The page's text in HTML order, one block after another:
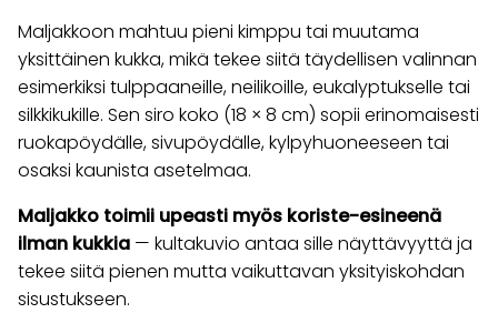
Maljakkoon mahtuu pieni kimppu tai muutama
yksittäinen kukka, mikä tekee siitä täydellisen valinnan
esimerkiksi tulppaaneille, neilikoille, eukalyptukselle tai
silkkikukille. Sen siro koko (18 × 8 cm) sopii erinomaisesti
ruokapöydälle, sivupöydälle, kylpyhuoneeseen tai
osaksi kaunista asetelmaa.
Maljakko toimii upeasti myös koriste-esineenä
ilman kukkia — kultakuvio antaa sille näyttävyyttä ja
tekee siitä pienen mutta vaikuttavan yksityiskohdan
sisustukseen.